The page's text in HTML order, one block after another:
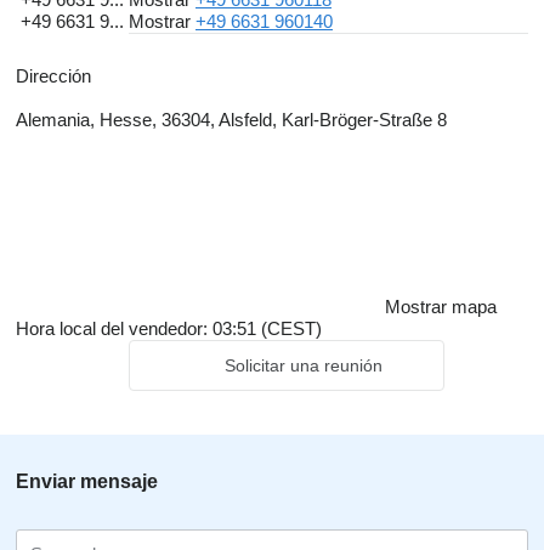
+49 6631 9... Mostrar +49 6631 960140
Dirección
Alemania, Hesse, 36304, Alsfeld, Karl-Bröger-Straße 8
Mostrar mapa
Hora local del vendedor: 03:51 (CEST)
Solicitar una reunión
Enviar mensaje